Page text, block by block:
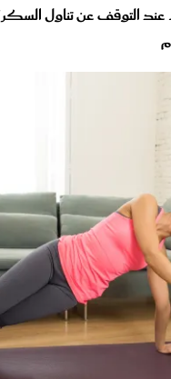
التوقف عن تناول